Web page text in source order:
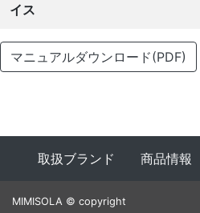
イス
マニュアルダウンロード(PDF)
取扱ブランド 商品情報
MIMISOLA © copyright